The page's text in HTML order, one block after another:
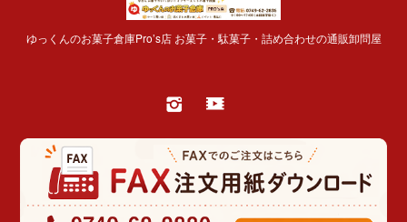
ゆっくんのお菓子倉庫Pro’s店 お菓子・駄菓子・詰め合わせの通販卸問屋